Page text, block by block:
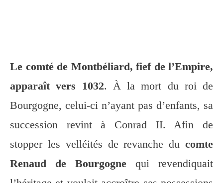
Le comté de Montbéliard, fief de l’Empire,
apparaît vers 1032. À la mort du roi de
Bourgogne, celui-ci n’ayant pas d’enfants, sa
succession revint à Conrad II. Afin de
stopper les velléités de revanche du comte
Renaud de Bourgogne qui revendiquait